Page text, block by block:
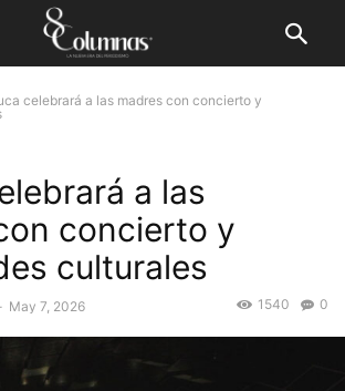
celebrará a las madres con concierto y
a las
concierto y
culturales
May 7, 2026 0
1540